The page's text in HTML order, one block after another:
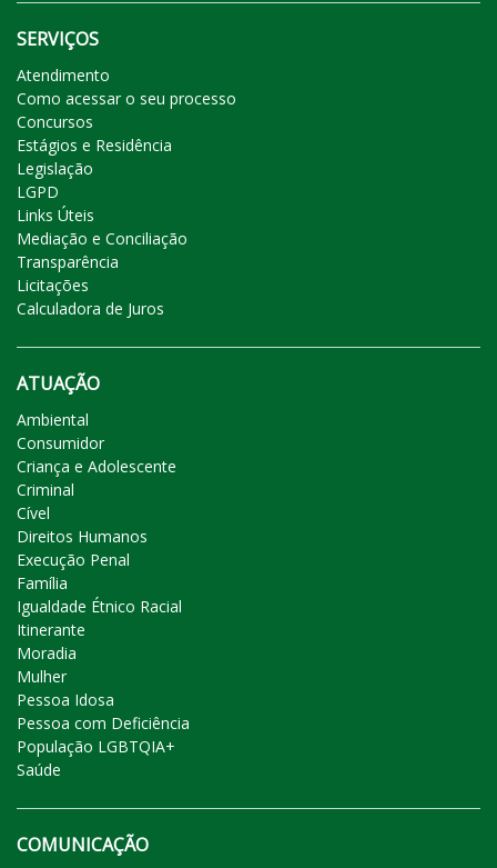
SERVIÇOS
Atendimento
Como acessar o seu processo
Concursos
Estágios e Residência
Legislação
LGPD
Links Úteis
Mediação e Conciliação
Transparência
Licitações
Calculadora de Juros
ATUAÇÃO
Ambiental
Consumidor
Criança e Adolescente
Criminal
Cível
Direitos Humanos
Execução Penal
Família
Igualdade Étnico Racial
Itinerante
Moradia
Mulher
Pessoa Idosa
Pessoa com Deficiência
População LGBTQIA+
Saúde
COMUNICAÇÃO